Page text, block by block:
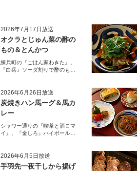
2026年7月17日放送
オクラとじゅん菜の酢の
もの＆とんかつ
練兵町の『ごはん家わきた』。
『白岳』ソーダ割りで酢のもの
2026年6月26日放送
炭焼きハン馬ーグ＆馬カ
レー
シャワー通りの『喫茶と酒ロマ
イ』。『金しろ』ハイボールで
2026年6月5日放送
手羽先一夜干しから揚げ